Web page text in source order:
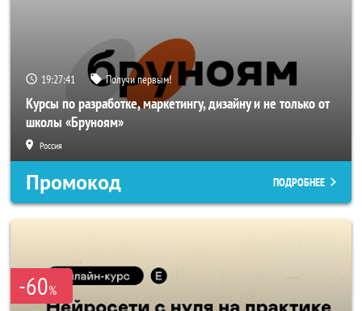
19:27:38 Получи первым!
Курсы по разработке, маркетингу, дизайну и не только от
школы «Бруноям»
Россия
Промокод ПОДРОБНЕЕ
-60%